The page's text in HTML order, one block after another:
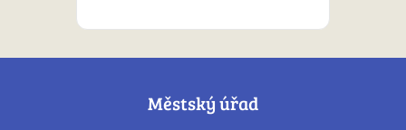
Městský úřad